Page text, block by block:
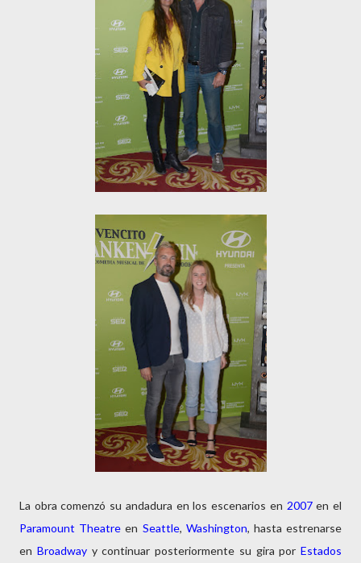
La obra comenzó su andadura en los escenarios en 2007en el
Paramount Theatreen Seattle, Washington, hasta estrenarse
en Broadway y continuar posteriormente su gira por Estados